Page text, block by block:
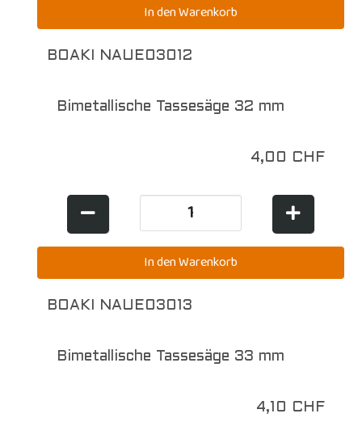
BOAKI NAUE03012
Bimetallische Tassesäge 32 mm
4,00 CHF
BOAKI NAUE03013
Bimetallische Tassesäge 33 mm
4,10 CHF